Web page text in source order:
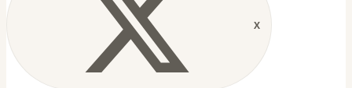
X